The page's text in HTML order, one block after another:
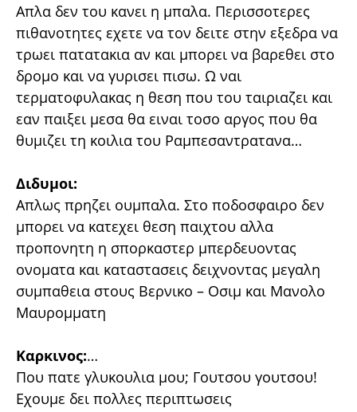
Απλα δεν του κανει η μπαλα. Περισσοτερες
πιθανοτητες εχετε να τον δειτε στην εξεδρα να
τρωει πατατακια αν και μπορει να βαρεθει στο
δρομο και να γυρισει πισω. Ω ναι
τερματοφυλακας η θεση που του ταιριαζει και
εαν παιξει μεσα θα ειναι τοσο αργος που θα
θυμιζει τη κοιλια του Ραμπεσαντρατανα…
Διδυμοι:
Απλως πρηζει ουμπαλα. Στο ποδοσφαιρο δεν
μπορει να κατεχει θεση παιχτου αλλα
προπονητη η σπορκαστερ μπερδευοντας
ονοματα και καταστασεις δειχνοντας μεγαλη
συμπαθεια στους Βερνικο – Οσιμ και Μανολο
Μαυρομματη
Καρκινος:…
Που πατε γλυκουλια μου; Γουτσου γουτσου!
Εχουμε δει πολλες περιπτωσεις